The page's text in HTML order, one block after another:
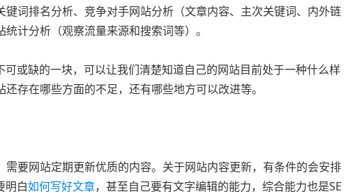
词排名分析、竞争对手网站分析（文章内容、主次关键词、内外链
计分析（观察流量来源和搜索词等）。
或缺的一块，可以让我们清楚知道自己的网站目前处于一种什么样
存在哪些方面的不足，还有哪些地方可以改进等。
要网站定期更新优质的内容。关于网站内容更新，有条件的会安排
明白如何写好文章，甚至自己要有文字编辑的能力，综合能力也是SE